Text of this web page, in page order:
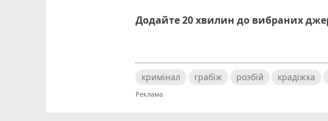
Додайте 20 хвилин до вибраних
кримінал грабіж розбій крадіжка